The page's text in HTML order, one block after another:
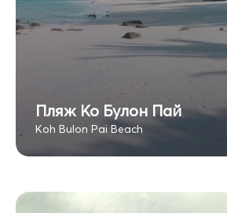
Пляж Ко Булон Пай
Koh Bulon Pai Beach